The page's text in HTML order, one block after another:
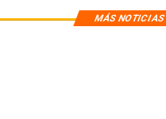
MÁS NOTICIAS